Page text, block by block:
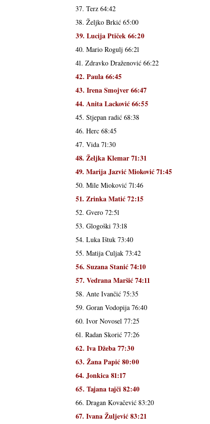
37. Terz 64:42
38. Željko Brkić 65:00
39. Lucija Ptiček 66:20
40. Mario Rogulj 66:21
41. Zdravko Draženović 66:22
42. Paula 66:45
43. Irena Smojver 66:47
44. Anita Lacković 66:55
45. Stjepan radić 68:38
46. Herc 68:45
47. Vida 71:30
48. Željka Klemar 71:31
49. Marija Jazvić Mioković 71:45
50. Mile Mioković 71:46
51. Zrinka Matić 72:15
52. Gvero 72:51
53. Glogoški 73:18
54. Luka Ištuk 73:40
55. Matija Culjak 73:42
56. Suzana Stanić 74:10
57. Vedrana Maršić 74:11
58. Ante Ivančić 75:35
59. Goran Vodopija 76:40
60. Ivor Novosel 77:25
61. Radan Skorić 77:26
62. Iva Džeba 77:30
63. Žana Papić 80:00
64. Jonkica 81:17
65. Tajana tajči 82:40
66. Dragan Kovačević 83:20
67. Ivana Žuljević 83:21